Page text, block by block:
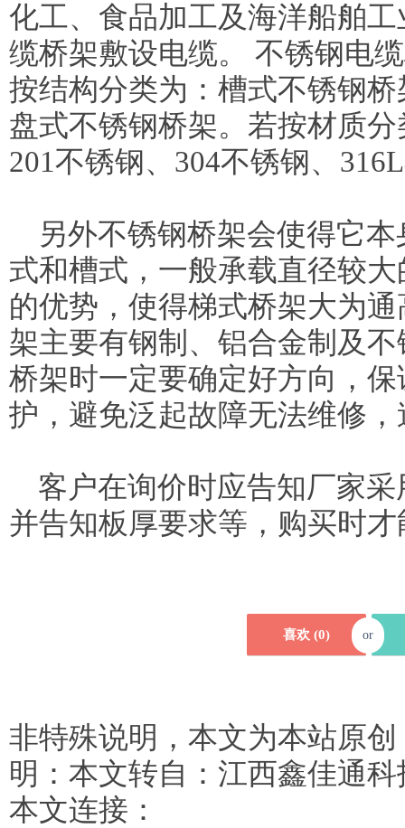
化工、食品加工及海洋船舶
缆桥架敷设电缆。 不锈钢电
按结构分类为：槽式不锈钢
盘式不锈钢桥架。若按材质
201不锈钢、304不锈钢、
另外不锈钢桥架会使得它
式和槽式，一般承载直径较
的优势，使得梯式桥架大为
架主要有钢制、铝合金制及
桥架时一定要确定好方向，
护，避免泛起故障无法维修
客户在询价时应告知厂家
并告知板厚要求等，购买时
喜欢 (0) or
非特殊说明，本文为本站原
明：本文转自：江西鑫佳通
本文连接：